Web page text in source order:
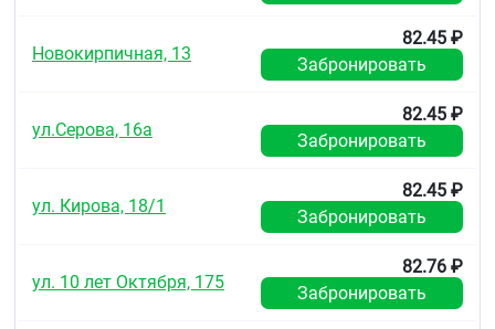
Новокирпичная, 13
82.45 ₽
Забронировать
ул.Серова, 16а
82.45 ₽
Забронировать
ул. Кирова, 18/1
82.45 ₽
Забронировать
ул. 10 лет Октября, 175
82.76 ₽
Забронировать